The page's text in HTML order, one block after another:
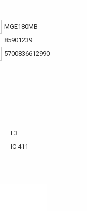
MGE180MB
85901239
5700836612990
F3
IC 411